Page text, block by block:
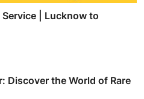
| Lucknow to
Discover the World of Rare